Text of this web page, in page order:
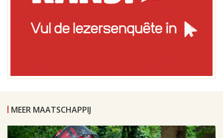
MEER MAATSCHAPPIJ